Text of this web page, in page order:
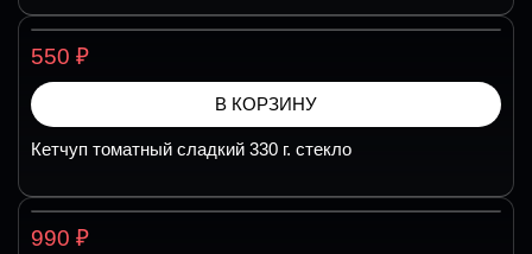
550 ₽
В КОРЗИНУ
Кетчуп томатный сладкий 330 г. стекло
990 ₽